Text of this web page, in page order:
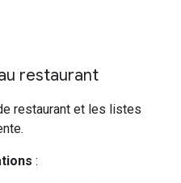
restaurant
restaurant et les listes
: